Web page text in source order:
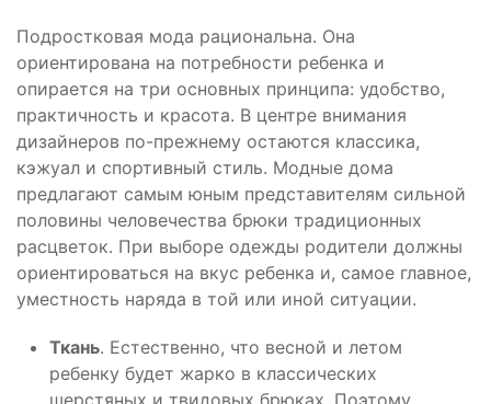
Подростковая мода рациональна. Она
ориентирована на потребности ребенка и
опирается на три основных принципа: удобство,
практичность и красота. В центре внимания
дизайнеров по-прежнему остаются классика,
кэжуал и спортивный стиль. Модные дома
предлагают самым юным представителям сильной
половины человечества брюки традиционных
расцветок. При выборе одежды родители должны
ориентироваться на вкус ребенка и, самое главное,
уместность наряда в той или иной ситуации.
Ткань. Естественно, что весной и летом
ребенку будет жарко в классических
шерстяных и твидовых брюках. Поэтому